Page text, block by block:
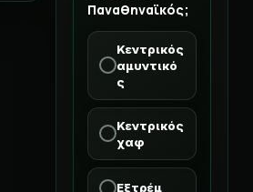
Παναθηναϊκός;
Κεντρικός
αμυντικό
ς
Κεντρικός
χαφ
Εξτρέμ